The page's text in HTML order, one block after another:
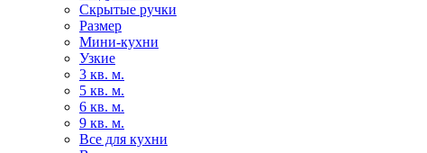
Скрытые ручки
Размер
Мини-кухни
Узкие
3 кв. м.
5 кв. м.
6 кв. м.
9 кв. м.
Все для кухни